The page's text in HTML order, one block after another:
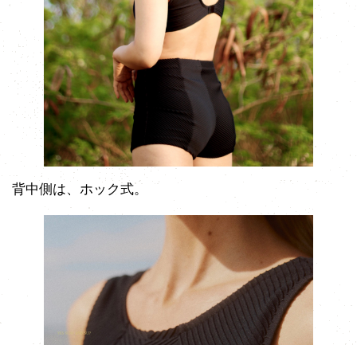
背中側は、ホック式。